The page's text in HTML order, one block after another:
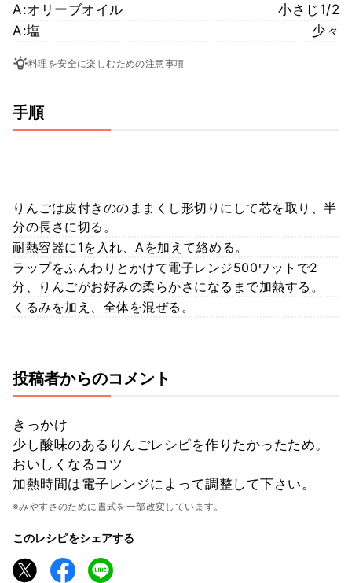
A:オリーブオイル
小さじ1/2
A:塩
少々
料理を安全に楽しむための注意事項
手順
りんごは皮付きののままくし形切りにして芯を取り、半
分の長さに切る。
耐熱容器に1を入れ、Aを加えて絡める。
ラップをふんわりとかけて電子レンジ500ワットで2
分、りんごがお好みの柔らかさになるまで加熱する。
くるみを加え、全体を混ぜる。
投稿者からのコメント
きっかけ
少し酸味のあるりんごレシピを作りたかったため。
おいしくなるコツ
加熱時間は電子レンジによって調整して下さい。
※みやすさのために書式を一部改変しています。
このレシピをシェアする